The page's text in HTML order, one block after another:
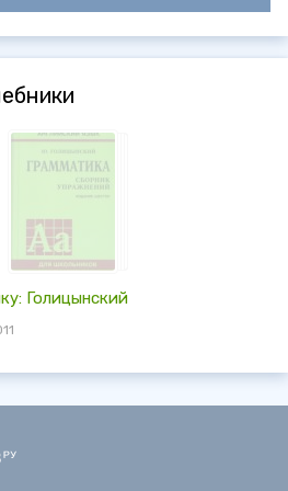
Голицынский